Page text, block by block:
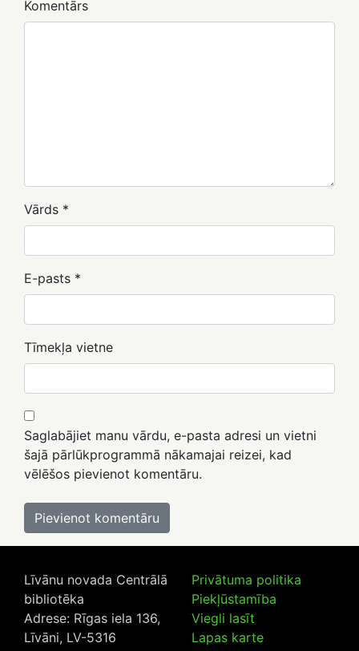
Komentārs
Vārds *
E-pasts *
Tīmekļa vietne
Saglabājiet manu vārdu, e-pasta adresi un vietni
šajā pārlūkprogrammā nākamajai reizei, kad
vēlēšos pievienot komentāru.
Līvānu novada Centrālā
bibliotēka
Adrese: Rīgas iela 136,
Līvāni, LV-5316
Privātuma politika
Piekļūstamība
Viegli lasīt
Lapas karte